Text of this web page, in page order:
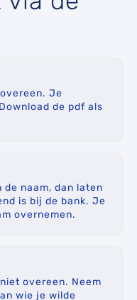
Je
de pdf als
naam, dan laten
is bij de bank. Je
overnemen.
overeen. Neem
wie je wilde